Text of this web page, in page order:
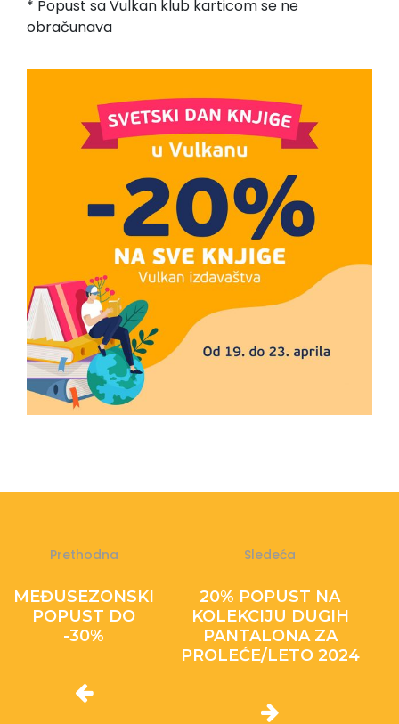
* Popust sa Vulkan klub karticom se ne
obračunava
Prethodna
MEĐUSEZONSKI
POPUST DO
-30%
Sledeća
20% POPUST NA
KOLEKCIJU DUGIH
PANTALONA ZA
PROLEĆE/LETO 2024